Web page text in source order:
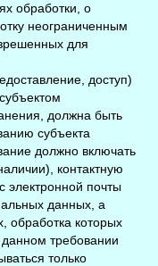
обработки, о
неограниченным
для
доступ)
должна быть
субъекта
должно включать
контактную
почты
данных, а
обработка которых
требовании
только